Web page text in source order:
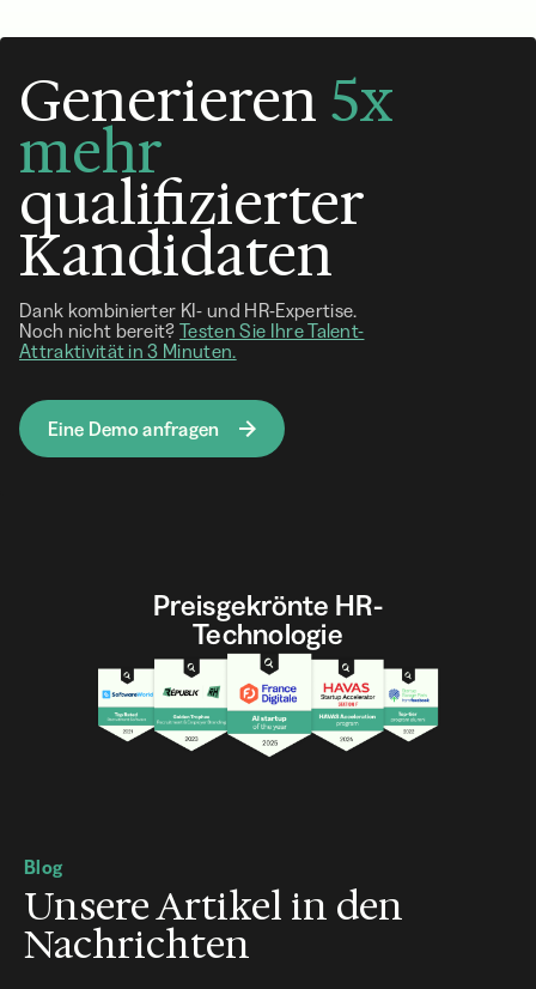
Generieren 5x
mehr
qualifizierter
Kandidaten
Dank kombinierter KI- und HR-Expertise.
Noch nicht bereit?Testen Sie Ihre Talent-
Attraktivität in 3 Minuten.
Eine Demo anfragen
Preisgekrönte HR-
Technologie
Blog
Unsere Artikel in den
Nachrichten